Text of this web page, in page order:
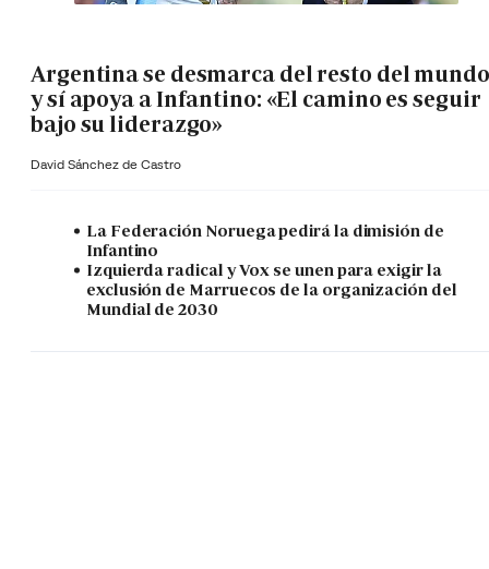
Argentina se desmarca del resto del mundo
y sí apoya a Infantino: «El camino es seguir
bajo su liderazgo»
David Sánchez de Castro
La Federación Noruega pedirá la dimisión de
Infantino
Izquierda radical y Vox se unen para exigir la
exclusión de Marruecos de la organización del
Mundial de 2030